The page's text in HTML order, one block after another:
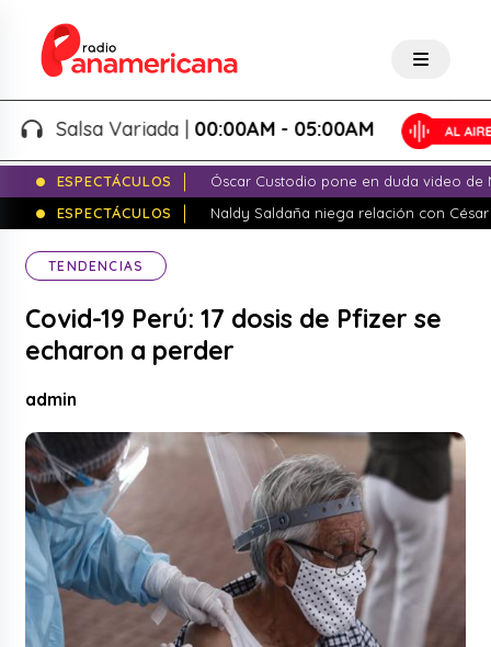
Salsa Variada |00:00AM - 05:00AM
ESPECTÁCULOS
Óscar Custodio pone en duda video de
ESPECTÁCULOS
Naldy Saldaña niega relación con
TENDENCIAS
Covid-19 Perú: 17 dosis de Pfizer se
echaron a perder
admin